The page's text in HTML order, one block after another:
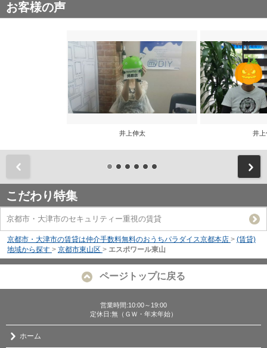
お客様の声
井上伸太 井上
こだわり特集
京都市・大津市のセキュリティー重視の賃貸
京都市・大津市の賃貸は仲介手数料無料のおうちパラダイス京都本店 > (賃貸)
地域から探す > 京都市東山区 > エスポワール東山
ページトップに戻る
営業時間:10:00～19:00
定休日:無（ＧＷ・年末年始）
ホーム